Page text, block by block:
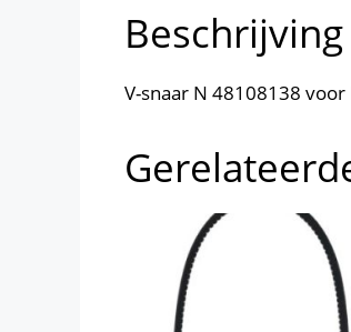
Beschrijving
V-snaar N 48108138